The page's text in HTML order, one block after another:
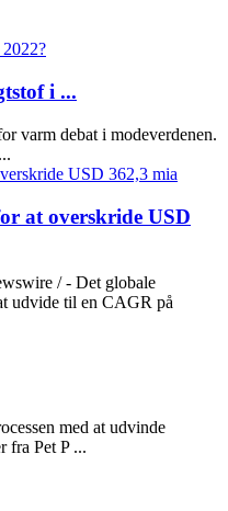
i ...
varm debat i modeverdenen.
at overskride USD
/ - Det globale
udvide til en CAGR på
med at udvinde
fra Pet P ...